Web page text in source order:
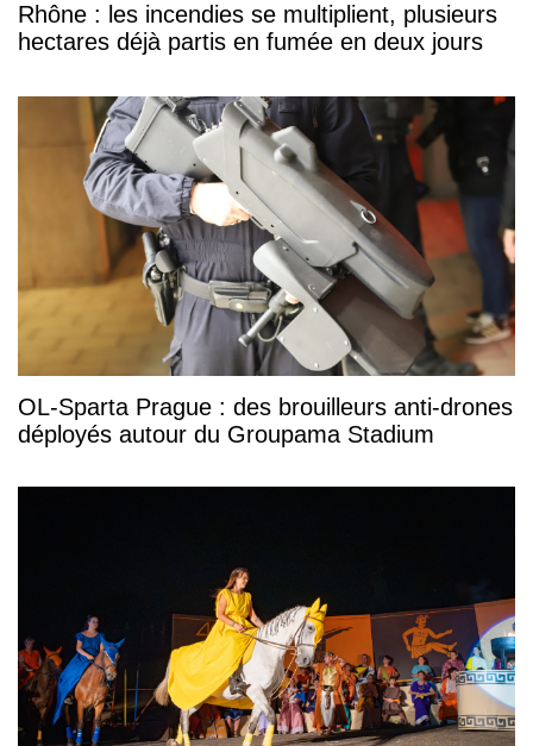
Rhône : les incendies se multiplient, plusieurs
hectares déjà partis en fumée en deux jours
OL-Sparta Prague : des brouilleurs anti-drones
déployés autour du Groupama Stadium